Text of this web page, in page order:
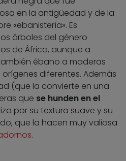
en la antigüedad y de la
«ebanistería». Es
árboles del género
de África, aunque a
ébano a maderas
diferentes. Además
(que la convierte en una
que se hunden en el
por su textura suave y su
que la hacen muy valiosa
.